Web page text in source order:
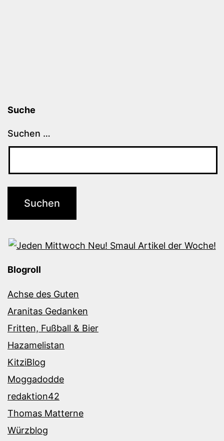
Suche
Suchen …
Blogroll
Achse des Guten
Aranitas Gedanken
Fritten, Fußball & Bier
Hazamelistan
KitziBlog
Moggadodde
redaktion42
Thomas Matterne
Würzblog